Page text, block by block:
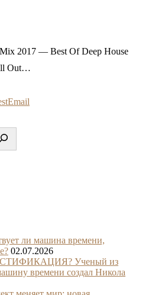
2017 — Best Of Deep House
Out…
Email
ли машина времени,
02.07.2026
Ученый из
времени создал Никола